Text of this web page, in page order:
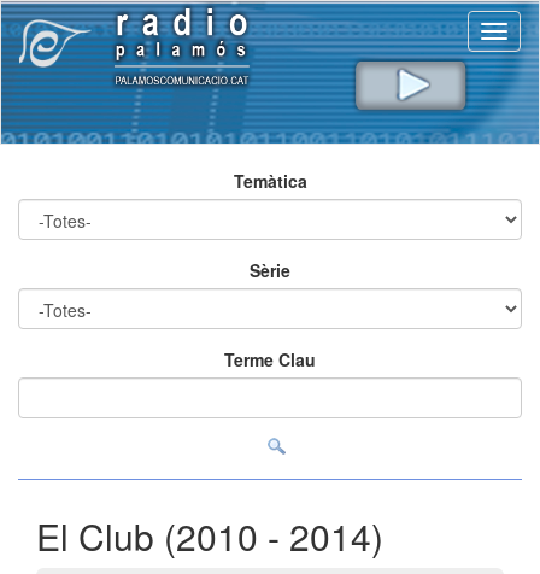
Temàtica
Sèrie
Terme Clau
El Club (2010 - 2014)